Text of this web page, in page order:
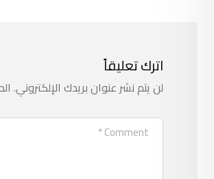
اترك تعليقاً
لن يتم نشر عنوان بريدك الإلكتروني.